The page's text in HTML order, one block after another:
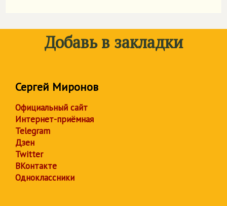
Добавь в закладки
Сергей Миронов
Официальный сайт
Интернет-приёмная
Telegram
Дзен
Twitter
ВКонтакте
Одноклассники